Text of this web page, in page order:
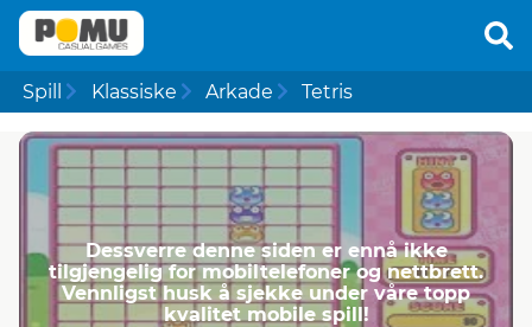
Spill Klassiske Arkade Tetris
Dessverre denne siden er ennå ikke
tilgjengelig for mobiltelefoner og nettbrett.
Vennligst husk å sjekke under våre topp
kvalitet mobile spill!